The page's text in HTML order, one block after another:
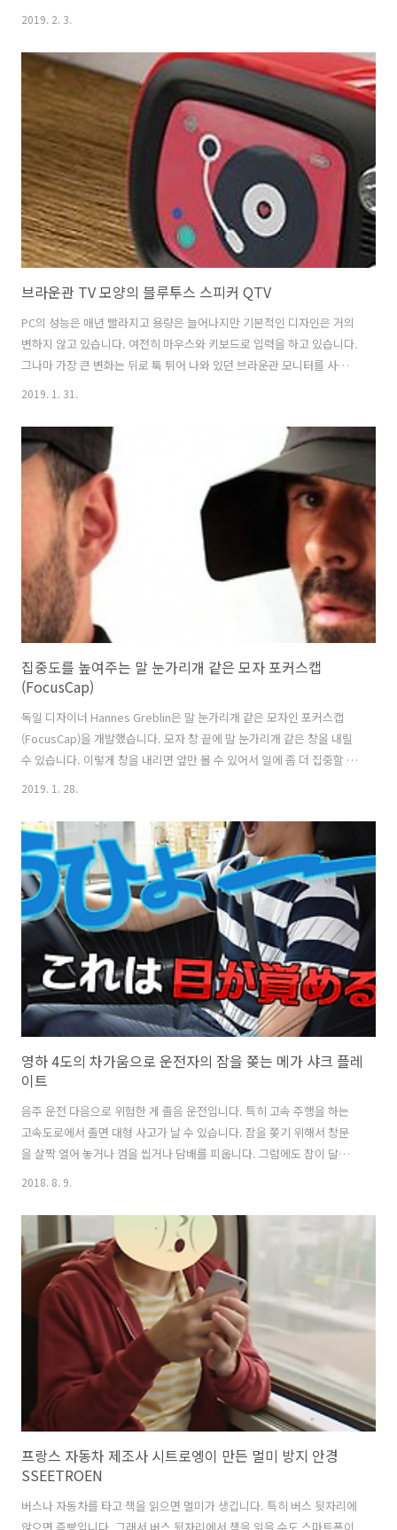
이용하는 자동차 중독이 심한 나라라서 크게 보급되지는 않을 듯 합니다.
게다가 자전거 도로가 따로 없어서 인도로 달리는 경우가 많은데 사람과
부딪힐 일이 많아서 위험스럽기도 합니다. 여기에 가격도 비싸서 보급이
잘 안 되고 있네요. 크라우드 펀딩 사이트 킥스타터에 올라온 ORGO 전
기자전거의 가장 큰 특징은 접으면 자동차 트렁크는 물론 가방에 넣거나
들고 다닐 수..
2019. 2. 3.
브라운관 TV 모양의 블루투스 스피커 QTV
PC의 성능은 매년 빨라지고 용량은 늘어나지만 기본적인 디자인은 거의
변하지 않고 있습니다. 여전히 마우스와 키보드로 입력을 하고 있습니다.
그나마 가장 큰 변화는 뒤로 툭 튀어 나와 있던 브라운관 모니터를 사용
하는 CRT 모니터 대신 LCD모니터로 바뀌었다는 것이 가장 큰 변화입니
모르더라고요. 이 브라운관 TV는 뒤로 툭 튀어 나와서 부피가 컸고 무거
웠습니다. 전기도 오지게 먹었고요. 이 브라운관 TV를 사용하고 싶은 분
들은 없지만 브라운관 TV가 주는 향수를 좋아하는 분들은 있을 겁니다.
그런 분들을 위해서 나온 블루투스 스피커가 QTV입니다. 브라운관 TV
모양의 QTV는 이름에만 TV가 들어가 있을 뿐 블루투스 스피커입니..
2019. 1. 31.
집중도를 높여주는 말 눈가리개 같은 모자 포커스캡
(FocusCap)
독일 디자이너 Hannes Greblin은 말 눈가리개 같은 모자인 포커스캡
(FocusCap)을 개발했습니다. 모자 창 끝에 말 눈가리개 같은 창을 내릴
수 있습니다. 이렇게 창을 내리면 앞만 볼 수 있어서 일에 좀 더 집중할 수
나 책상을 볼 일이 없습니다. 그러나 최근에 칸막이를 없앤 '오픈 워크 스
페이스'를 활용하는 기업들이 늘어나고 있습니다. 이런 칸막이가 없는 사
무실은 커뮤니케이션 능력이 증가한다고 해서 기업들이 많이 채용하고
있습니다.그러나 이 칸막이 없는 사무실은 옆 동료나 건너편 동료와 수시
로 마주보거나 신경이 쓰여서 일의 집중도가 떨어지는 문제점이..
2019. 1. 28.
영하 4도의 차가움으로 운전자의 잠을 쫒는 메가 샤크 플레
이트
음주 운전 다음으로 위험한 게 졸음 운전입니다. 특히 고속 주행을 하는
고속도로에서 졸면 대형 사고가 날 수 있습니다. 잠을 쫒기 위해서 창문
을 살짝 열어 놓거나 껌을 씹거나 담배를 피웁니다. 그럼에도 잠이 달아
나지 않으면 이 방법을 써 보면 어떨까요? 일본에서 출시된 아이디어 상
다. 손바닥이나 손목이나 팔뚝을 메가 샤크 플레이트 위에 올려 놓으면
바로 잠이 깹니다. USB로 연결해서 사용할 수 있습니다. 그렇다고 항상
켜 있는 건 아니고 졸음이 오면 메가 샤크 플레이트에 팔뚝을 올려 놓고
50초가 지나면 영하 4도까지 급속 냉각합니다. 상어 이빨처럼 날카로운
냉기를 경험할 수 있습니다. 왜 우리 어렸을 때 졸고 있는 친구 등에 얼음
2018. 8. 9.
프랑스 자동차 제조사 시트로엥이 만든 멀미 방지 안경
SSEETROEN
버스나 자동차를 타고 책을 읽으면 멀미가 생깁니다. 특히 버스 뒷자리에
앉으면 즉빵입니다. 그래서 버스 뒷자리에서 책을 읽을 수도 스마트폰이